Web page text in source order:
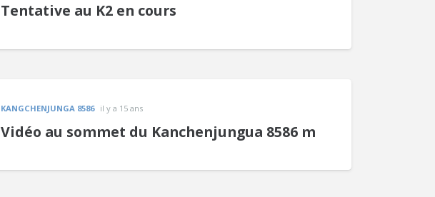
Tentative au K2 en cours
KANGCHENJUNGA 8586 il y a 15 ans
Vidéo au sommet du Kanchenjungua 8586 m